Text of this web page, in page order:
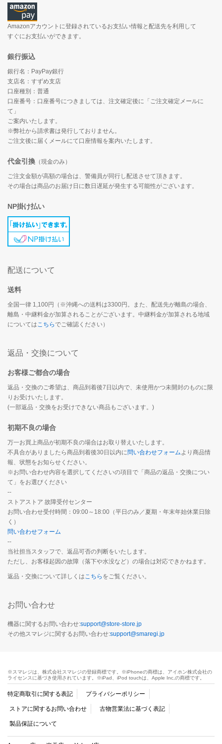
Amazonアカウントに登録されているお支払い情報と配送先を利用して
すぐにお支払いができます。
銀行振込
銀行名：PayPay銀行
支店名：すずめ支店
口座種別：普通
口座番号：口座番号につきましては、注文確定後に「ご注文確定メールに
て」
ご案内いたします。
※弊社から請求書は発行しておりません。
ご注文後に届くメールにて口座情報を案内いたします。
代金引換 （現金のみ）
ご注文金額が高額の場合は、警備員が同行し配送させて頂きます。
その場合は商品のお届け日に数日遅延が発生する可能性がございます。
NP掛け払い
配送について
送料
全国一律 1,100円（※沖縄への送料は3300円。また、配送先が離島の場合、
離島・中継料金が加算されることがございます。中継料金が加算される地域
については こちらでご確認ください）
返品・交換について
お客様ご都合の場合
返品・交換のご希望は、商品到着後7日以内で、未使用かつ未開封のものに限
りお受けいたします。
(一部返品・交換をお受けできない商品もございます。)
初期不良の場合
万一お買上商品が初期不良の場合はお取り替えいたします。
不具合がありましたら商品到着後30日以内に問い合わせフォーム より商品情
報、状態をお知らせください。
※お問い合わせ内容を選択してくださいの項目で「商品の返品・交換につい
て」をお選びください
--
ストアストア 故障受付センター
お問い合わせ受付時間：09:00～18:00（平日のみ／夏期・年末年始休業日除
く）
問い合わせフォーム
--
当社担当スタッフで、返品可否の判断をいたします。
ただし、お客様起因の故障（落下や水没など）の場合は対応できかねます。
返品・交換について詳しくは こちら をご覧ください。
お問い合わせ
機器に関するお問い合わせ:support@store-store.jp
その他スマレジに関するお問い合わせ:support@smaregi.jp
※スマレジは、株式会社スマレジの登録商標です。※iPhoneの商標は、アイホン株式会社の
ライセンスに基づき使用されています。※iPad、iPod touchは、Apple Inc,の商標です。
特定商取引に関する表記 プライバシーポリシー
ストアに関するお問い合わせ 古物営業法に基づく表記
製品保証について